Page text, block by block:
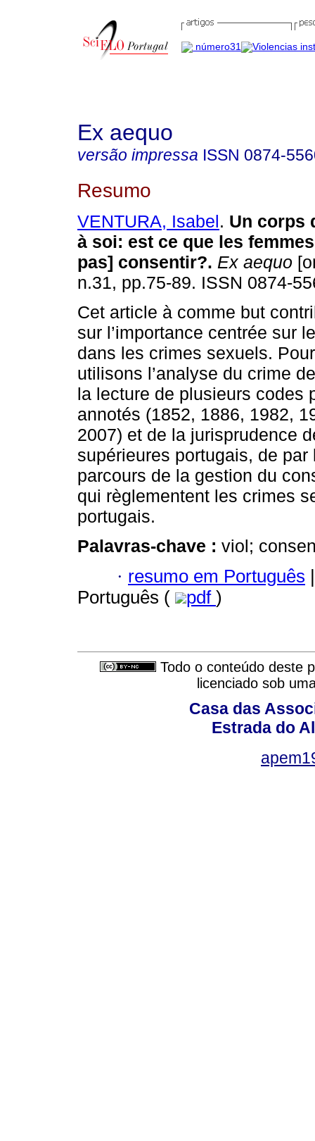
Ex aequo
versão impressa ISSN 0874-
Resumo
VENTURA, Isabel. Un corps
à soi: est ce que les
pas] consentir?. Ex aequo
n.31, pp.75-89. ISSN 0874-
Cet article à comme but
sur l’importance centrée sur
dans les crimes sexuels.
utilisons l’analyse du crime
la lecture de plusieurs codes
annotés (1852, 1886, 1982,
2007) et de la jurisprudence
supérieures portugais, de
parcours de la gestion du
qui règlementent les crimes
portugais.
Palavras-chave : viol;
· resumo em Português |
Português (
pdf )
Todo o conteúdo deste
licenciado sob
Casa das
Estrada do